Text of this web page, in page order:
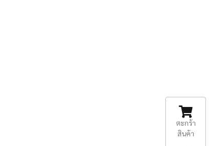
ตะกร้า
สินค้า